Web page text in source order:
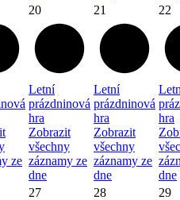
ze
20
Letní
prázdninová
hra
Zobrazit
všechny
záznamy ze
dne
21
Letní
prázdninová
hra
Zobrazit
všechny
záznamy ze
dne
22
hra
dne
27 28 29